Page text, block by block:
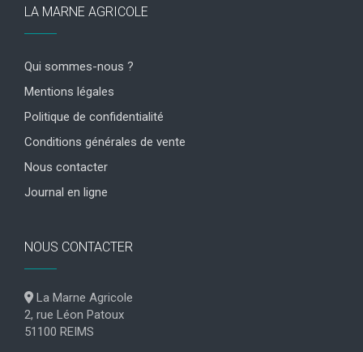
LA MARNE AGRICOLE
Qui sommes-nous ?
Mentions légales
Politique de confidentialité
Conditions générales de vente
Nous contacter
Journal en ligne
NOUS CONTACTER
La Marne Agricole
2, rue Léon Patoux
51100 REIMS